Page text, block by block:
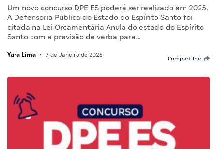
Um novo concurso DPE ES poderá ser realizado em 2025.
A Defensoria Pública do Estado do Espírito Santo foi
citada na Lei Orçamentária Anula do estado do Espírito
Santo com a previsão de verba para…
Yara Lima • 7 de Janeiro de 2025
Compartilhe